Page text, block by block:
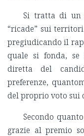
Si tratta di un
“ricade” sui
pregiudicando il
quale si fonda, se
diretta del
preferenze,
del proprio voto sui
Secondo
grazie al premio